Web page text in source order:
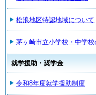
松浪地区特認地域について
茅ヶ崎市立小学校・中学
就学援助・奨学金
令和8年度就学援助制度